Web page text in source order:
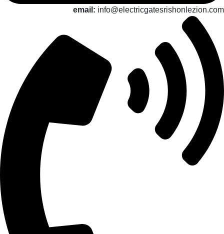
email: info@electricgatesrishonlezion.com